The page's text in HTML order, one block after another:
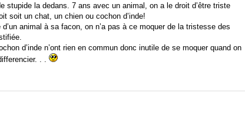
stupide la dedans. 7 ans avec un animal, on a le droit d’être triste
soit un chat, un chien ou cochon d’inde!
animal à sa facon, on n’a pas à ce moquer de la tristesse des
d’inde n’ont rien en commun donc inutile de se moquer quand on
. .